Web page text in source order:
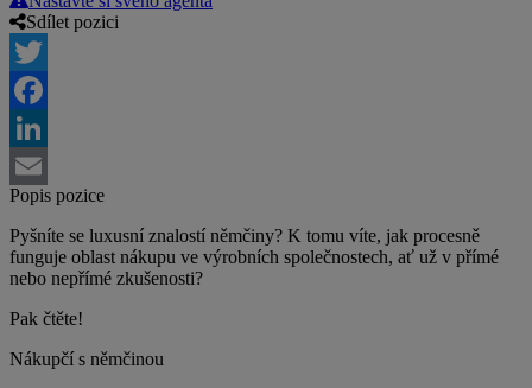
Sdílet pozici
Twitter
Facebook
LinkedIn
Email
Popis pozice
Pyšníte se luxusní znalostí němčiny? K tomu víte, jak procesně
funguje oblast nákupu ve výrobních společnostech, ať už v přímé
nebo nepřímé zkušenosti?
Pak čtěte!
Nákupčí s němčinou